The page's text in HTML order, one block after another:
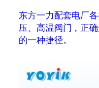
东方一力配套电厂
压、高温阀门，正
的一种捷径。